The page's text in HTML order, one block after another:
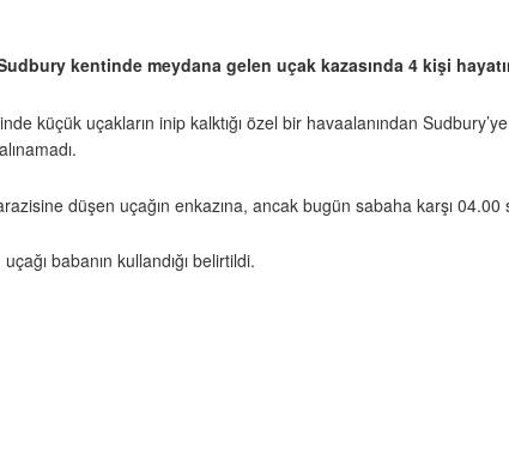
kentinde meydana gelen uçak kazasında 4 kişi
küçük uçakların inip kalktığı özel bir havaalanından
düşen uçağın enkazına, ancak bugün sabaha karşı 04.00
babanın kullandığı belirtildi.